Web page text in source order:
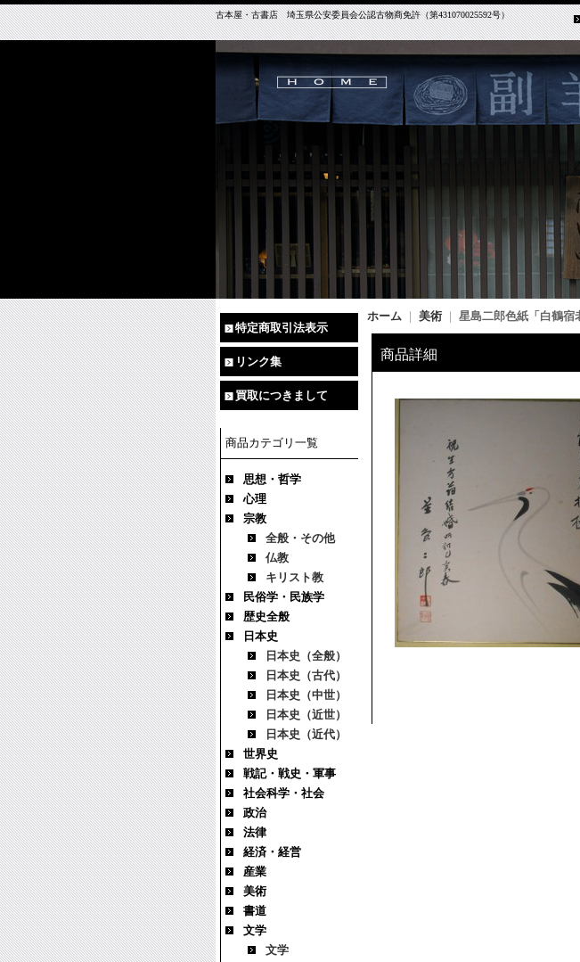
古本屋・古書店 埼玉県公安委員会公認古物商免許（第431070025592号）
特定商取引法表示
リンク集
買取につきまして
商品カテゴリ一覧
思想・哲学
心理
宗教
全般・その他
仏教
キリスト教
民俗学・民族学
歴史全般
日本史
日本史（全般）
日本史（古代）
日本史（中世）
日本史（近世）
日本史（近代）
世界史
戦記・戦史・軍事
社会科学・社会
政治
法律
経済・経営
産業
美術
書道
文学
文学
ホーム 美術 星島二郎色紙「白鶴宿
商品詳細